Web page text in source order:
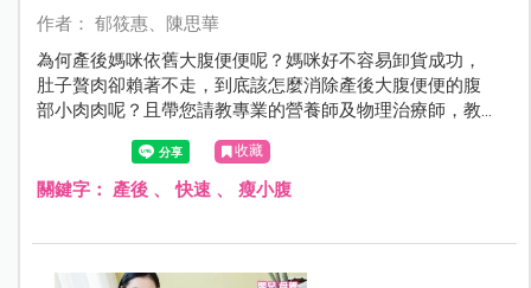
作者： 郁筱惠、陳思華
為何產後媽咪依舊大腹便便呢？媽咪好不容易卸貨成功，
肚子贅肉卻賴著不走，到底該怎麼消除產後大腹便便的腹
部小肉肉呢？且帶您請教專業的營養師及物理治療師，教
您產後從飲食、運動下手，達到快速燃脂及瘦肚的正確方
收藏
關鍵字： 產後、快速、 瘦小腹